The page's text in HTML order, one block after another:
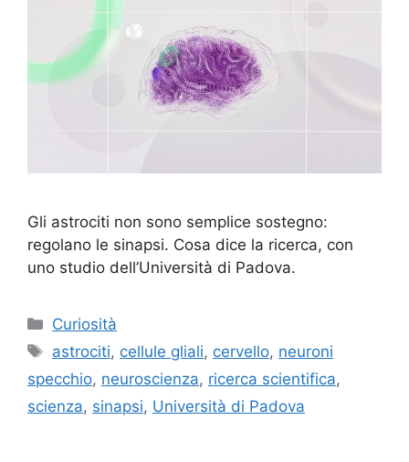
Gli astrociti non sono semplice sostegno:
regolano le sinapsi. Cosa dice la ricerca, con
uno studio dell’Università di Padova.
Categorie
Curiosità
Tag
astrociti, cellule gliali, cervello, neuroni
specchio, neuroscienza, ricerca scientifica,
scienza, sinapsi, Università di Padova